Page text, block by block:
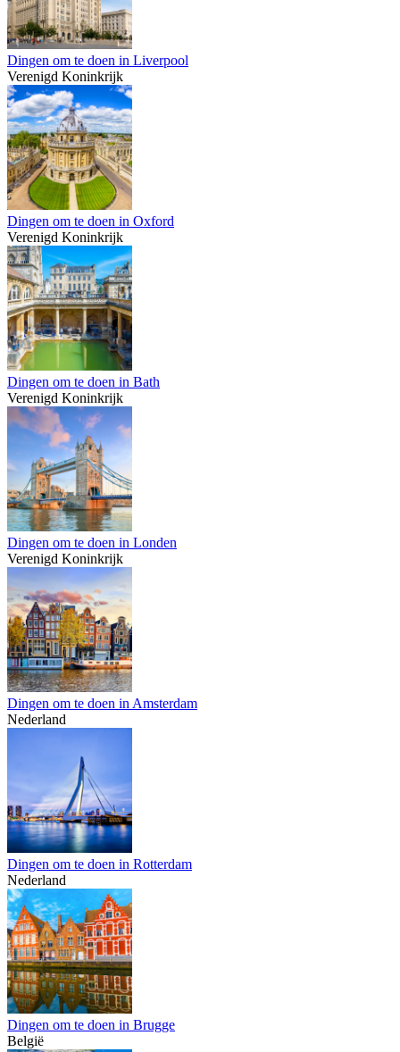
Dingen om te doen in Liverpool
Verenigd Koninkrijk
Dingen om te doen in Oxford
Verenigd Koninkrijk
Dingen om te doen in Bath
Verenigd Koninkrijk
Dingen om te doen in Londen
Verenigd Koninkrijk
Dingen om te doen in Amsterdam
Nederland
Dingen om te doen in Rotterdam
Nederland
Dingen om te doen in Brugge
België